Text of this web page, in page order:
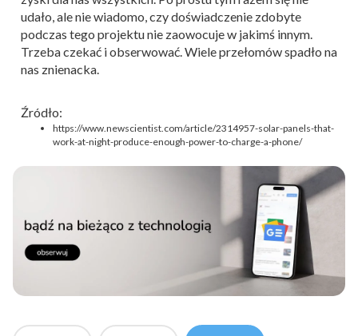
udało, ale nie wiadomo, czy doświadczenie zdobyte
podczas tego projektu nie zaowocuje w jakimś innym.
Trzeba czekać i obserwować. Wiele przełomów spadło na
nas znienacka.
Źródło:
https://www.newscientist.com/article/2314957-solar-panels-that-
work-at-night-produce-enough-power-to-charge-a-phone/